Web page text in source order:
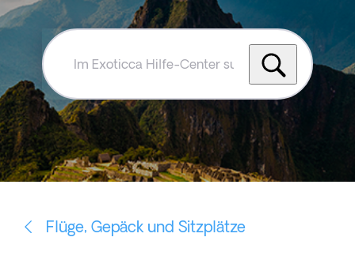
Hilfe-
Center
suchen
Flüge, Gepäck und Sitzplätze